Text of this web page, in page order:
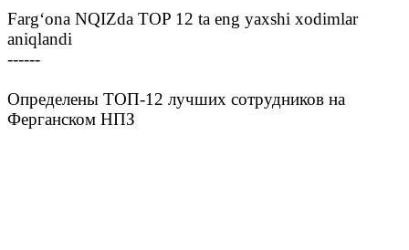
Farg‘ona NQIZda TOP 12 ta eng yaxshi xodimlar
aniqlandi
------
Определены ТОП-12 лучших сотрудников на
Ферганском НПЗ